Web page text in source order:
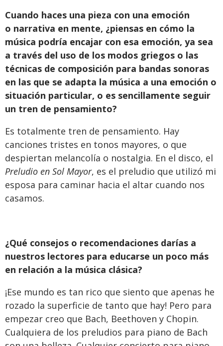
Cuando haces una pieza con una emoción
o narrativa en mente, ¿piensas en cómo la
música podría encajar con esa emoción, ya sea
a través del uso de los modos griegos o las
técnicas de composición para bandas sonoras
en las que se adapta la música a una emoción o
situación particular, o es sencillamente seguir
un tren de pensamiento?
Es totalmente tren de pensamiento. Hay
canciones tristes en tonos mayores, o que
despiertan melancolía o nostalgia. En el disco, el
Preludio en Sol Mayor, es el preludio que utilizó mi
esposa para caminar hacia el altar cuando nos
casamos.
¿Qué consejos o recomendaciones darías a
nuestros lectores para educarse un poco más
en relación a la música clásica?
¡Ese mundo es tan rico que siento que apenas he
rozado la superficie de tanto que hay! Pero para
empezar creo que Bach, Beethoven y Chopin.
Cualquiera de los preludios para piano de Bach